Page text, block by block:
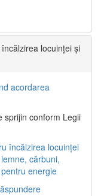
locuinței și
acordarea
sprijin conform Legii
încălzirea locuinței
cărbuni,
energie